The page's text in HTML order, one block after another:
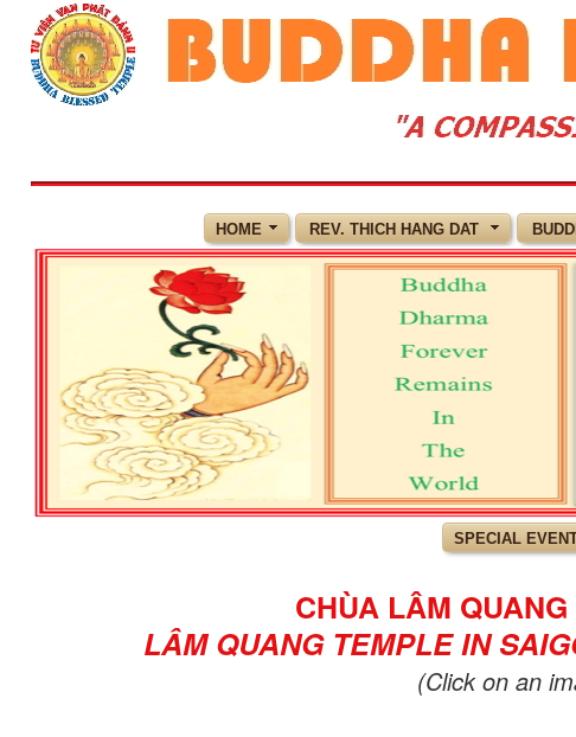
HOME REV. THICH HANG DAT
SPECIAL
CHÙA LÂM
LÂM QUANG TEMPLE IN
(Click on an